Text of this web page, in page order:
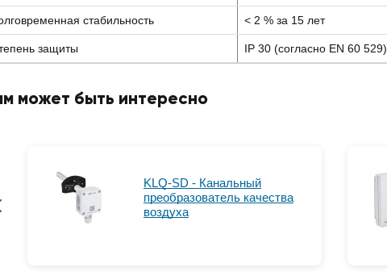
стабильность < 2 % за 15 лет
защиты IP 30 (согласно EN 60 529)
может быть интересно
KLQ-SD - Канальный
преобразователь качества
воздуха